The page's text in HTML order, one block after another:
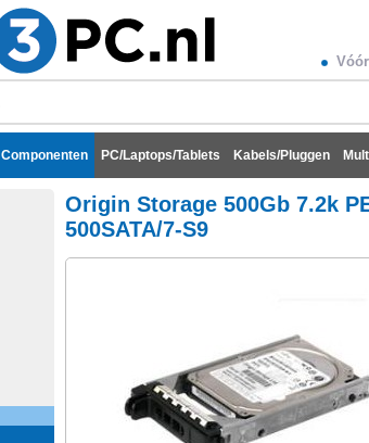
Componenten PC/Laptops/Tablets Kabels/Pluggen
Origin Storage 500Gb 7.2k
500SATA/7-S9